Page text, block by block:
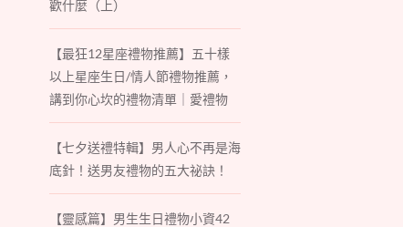
歡什麼（上）
【最狂12星座禮物推薦】五十樣
以上星座生日/情人節禮物推薦，
講到你心坎的禮物清單｜愛禮物
【七夕送禮特輯】男人心不再是海
底針！送男友禮物的五大祕訣！
【靈感篇】男生生日禮物小資42